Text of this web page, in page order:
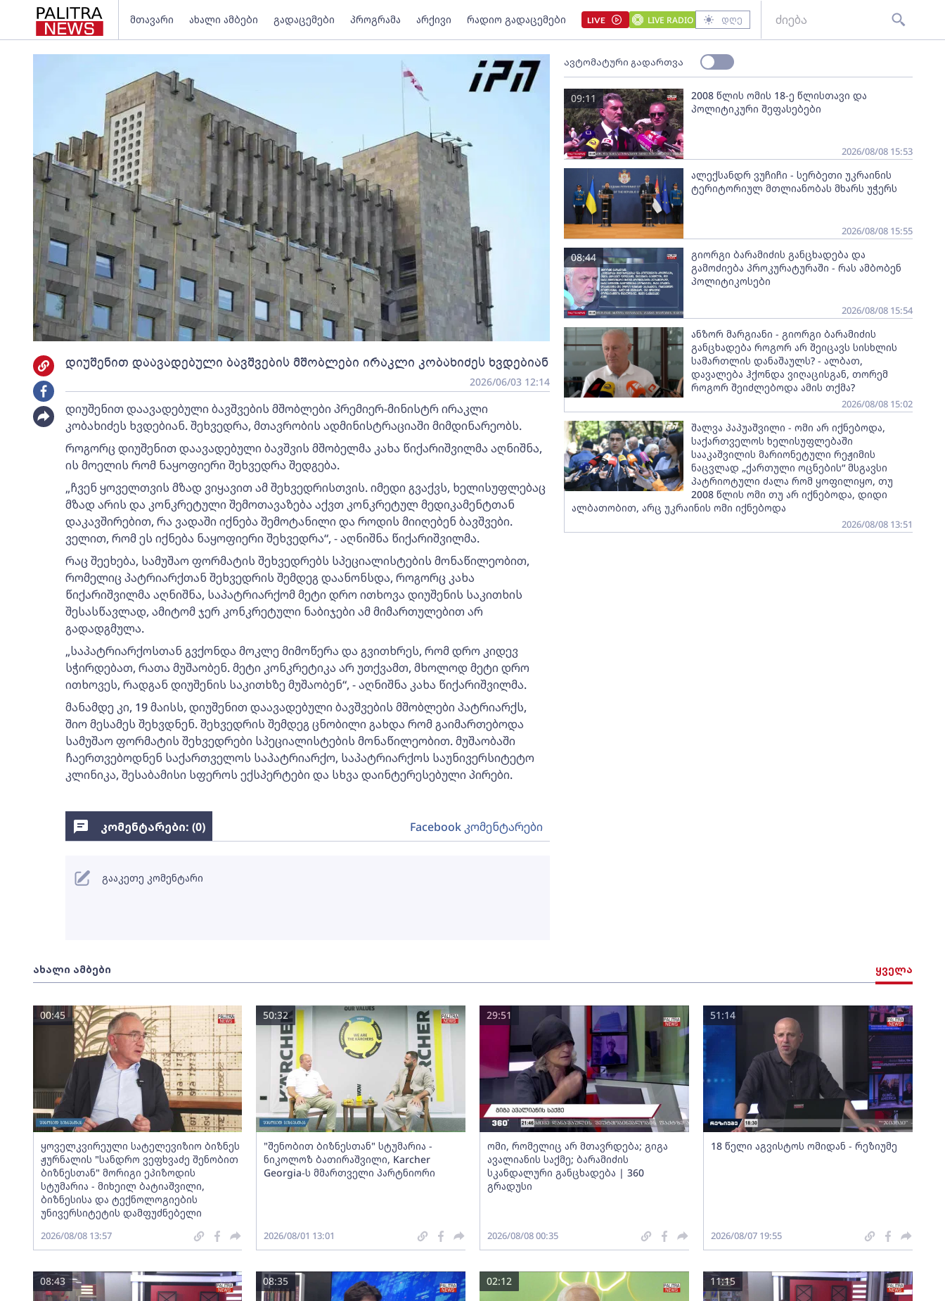
მთავარი ახალი ამბები გადაცემები პროგრამა არქივი რადიო გადაცემები LIVE LIVE RADIO დღე
დიუშენით დაავადებული ბავშვების მშობლები ირაკლი კობახიძეს ხვდებიან
2026/06/03 12:14
დიუშენით დაავადებული ბავშვების მშობლები პრემიერ-მინისტრ ირაკლი
კობახიძეს ხვდებიან. შეხვედრა, მთავრობის ადმინისტრაციაში მიმდინარეობს.
როგორც დიუშენით დაავადებული ბავშვის მშობელმა კახა წიქარიშვილმა აღნიშნა,
ის მოელის რომ ნაყოფიერი შეხვედრა შედგება.
„ჩვენ ყოველთვის მზად ვიყავით ამ შეხვედრისთვის. იმედი გვაქვს, ხელისუფლებაც
მზად არის და კონკრეტული შემოთავაზება აქვთ კონკრეტულ მედიკამენტთან
დაკავშირებით, რა ვადაში იქნება შემოტანილი და როდის მიიღებენ ბავშვები.
ველით, რომ ეს იქნება ნაყოფიერი შეხვედრა“, - აღნიშნა წიქარიშვილმა.
რაც შეეხება, სამუშაო ფორმატის შეხვედრებს სპეციალისტების მონაწილეობით,
რომელიც პატრიარქთან შეხვედრის შემდეგ დაანონსდა, როგორც კახა
წიქარიშვილმა აღნიშნა, საპატრიარქომ მეტი დრო ითხოვა დიუშენის საკითხის
შესასწავლად, ამიტომ ჯერ კონკრეტული ნაბიჯები ამ მიმართულებით არ
გადადგმულა.
„საპატრიარქოსთან გვქონდა მოკლე მიმოწერა და გვითხრეს, რომ დრო კიდევ
სჭირდებათ, რათა მუშაობენ. მეტი კონკრეტიკა არ უთქვამთ, მხოლოდ მეტი დრო
ითხოვეს, რადგან დიუშენის საკითხზე მუშაობენ“, - აღნიშნა კახა წიქარიშვილმა.
მანამდე კი, 19 მაისს, დიუშენით დაავადებული ბავშვების მშობლები პატრიარქს,
შიო მესამეს შეხვდნენ. შეხვედრის შემდეგ ცნობილი გახდა რომ გაიმართებოდა
სამუშაო ფორმატის შეხვედრები სპეციალისტების მონაწილეობით. მუშაობაში
ჩაერთვებოდნენ საქართველოს საპატრიარქო, საპატრიარქოს საუნივერსიტეტო
კლინიკა, შესაბამისი სფეროს ექსპერტები და სხვა დაინტერესებული პირები.
ავტომატური გადართვა
2008 წლის ომის 18-ე წლისთავი და
პოლიტიკური შეფასებები
09:11
2026/08/08 15:53
ალექსანდრ ვუჩიჩი - სერბეთი უკრაინის
ტერიტორიულ მთლიანობას მხარს უჭერს
2026/08/08 15:55
გიორგი ბარამიძის განცხადება და
გამოძიება პროკურატურაში - რას ამბობენ
პოლიტიკოსები
08:44
2026/08/08 15:54
ანზორ მარგიანი - გიორგი ბარამიძის
განცხადება როგორ არ შეიცავს სისხლის
სამართლის დანაშაულს? - ალბათ,
დავალება ჰქონდა ვიღაცისგან, თორემ
როგორ შეიძლებოდა ამის თქმა?
2026/08/08 15:02
შალვა პაპუაშვილი - ომი არ იქნებოდა,
საქართველოს ხელისუფლებაში
სააკაშვილის მარიონეტული რეჟიმის
ნაცვლად „ქართული ოცნების“ მსგავსი
პატრიოტული ძალა რომ ყოფილიყო, თუ
2008 წლის ომი თუ არ იქნებოდა, დიდი
ალბათობით, არც უკრაინის ომი იქნებოდა
2026/08/08 13:51
ახალი ამბები ყველა
ყოველკვირეული სატელევიზიო ბიზნეს
ჟურნალის "სანდრო ვეფხვაძე შენობით
ბიზნესთან" მორიგი ეპიზოდის
სტუმარია - მიხეილ ბატიაშვილი,
ბიზნესისა და ტექნოლოგიების
უნივერსიტეტის დამფუძნებელი
00:45
2026/08/08 13:57
"შენობით ბიზნესთან" სტუმარია -
ნიკოლოზ ბათირაშვილი, Karcher
Georgia-ს მმართველი პარტნიორი
50:32
2026/08/01 13:01
ომი, რომელიც არ მთავრდება; გიგა
ავალიანის საქმე; ბარამიძის
სკანდალური განცხადება | 360
გრადუსი
29:51
2026/08/08 00:35
18 წელი აგვისტოს ომიდან - რეზიუმე
51:14
2026/08/07 19:55
08:43 08:35 02:12 11:15
კომენტარები: (0) Facebook კომენტარები
გააკეთე კომენტარი